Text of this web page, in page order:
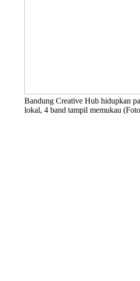
Bandung Creative Hub hidupkan
lokal, 4 band tampil memukau